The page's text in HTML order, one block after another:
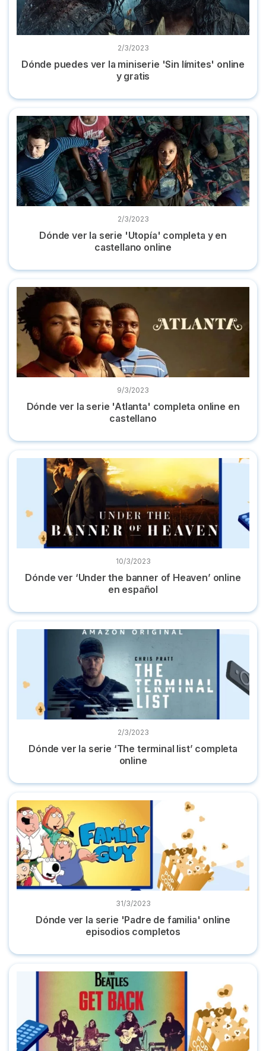
2/3/2023
Dónde puedes ver la miniserie 'Sin límites' online
y gratis
Dónde ver la serie 'Utopía' completa y en castellano online
2/3/2023
Dónde ver la serie 'Utopía' completa y en
castellano online
Dónde ver la serie 'Atlanta' completa online en castellano
9/3/2023
Dónde ver la serie 'Atlanta' completa online en
castellano
Dónde ver ‘Under the banner of Heaven’ online en español
10/3/2023
Dónde ver ‘Under the banner of Heaven’ online
en español
Dónde ver la serie ‘The terminal list’ completa online
2/3/2023
Dónde ver la serie ‘The terminal list’ completa
online
Dónde ver la serie 'Padre de familia' online episodios
31/3/2023
Dónde ver la serie 'Padre de familia' online
episodios completos
Dónde ver serie 'Get Back' los Beatles episodios completos